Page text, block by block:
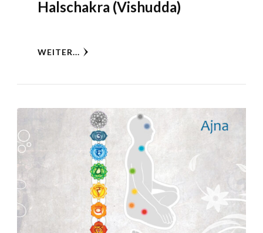
Halschakra (Vishudda)
WEITER...